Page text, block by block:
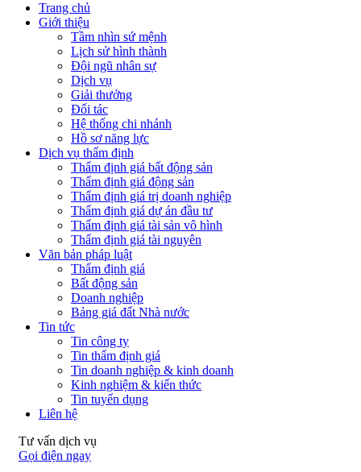
Trang chủ
Giới thiệu
Tầm nhìn sứ mệnh
Lịch sử hình thành
Đội ngũ nhân sự
Dịch vụ
Giải thưởng
Đối tác
Hệ thống chi nhánh
Hồ sơ năng lực
Dịch vụ thẩm định
Thẩm định giá bất động sản
Thẩm định giá động sản
Thẩm định giá trị doanh nghiệp
Thẩm định giá dự án đầu tư
Thẩm định giá tài sản vô hình
Thẩm định giá tài nguyên
Văn bản pháp luật
Thẩm định giá
Bất động sản
Doanh nghiệp
Bảng giá đất Nhà nước
Tin tức
Tin công ty
Tin thẩm định giá
Tin doanh nghiệp & kinh doanh
Kinh nghiệm & kiến thức
Tin tuyển dụng
Liên hệ
Tư vấn dịch vụ
Gọi điện ngay